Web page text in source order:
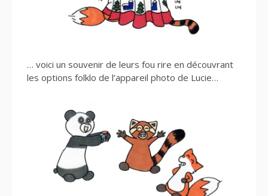
… voici un souvenir de leurs fou rire en découvrant
les options folklo de l’appareil photo de Lucie…